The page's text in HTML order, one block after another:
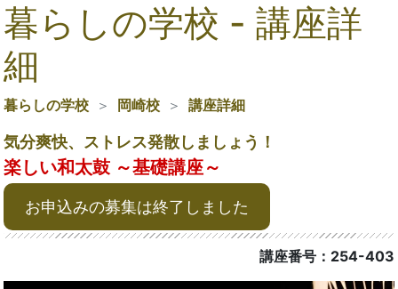
暮らしの学校 - 講座詳
細
暮らしの学校 岡崎校 講座詳細
気分爽快、ストレス発散しましょう！
楽しい和太鼓 ～基礎講座～
お申込みの募集は終了しました
講座番号：254-403